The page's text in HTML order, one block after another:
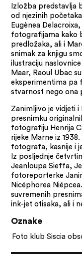
Izložba predstavlja
od njezinih
Eugènea
fotografijama kako
predložaka, ali i
snimak za knjigu
ilustraciju
Maar, Raoul Ubac
eksperimentima pa
stvarnost nego ona
Zanimljivo je vidjeti
presnimku
fotografiju Henrija
rijeke Marne iz
fotografa, kasnije i
Iz posljednje
Jeanloupa Sieffa,
fotoreporterke
Nicéphorea
suvremenih
ink-jet otisaka, ali i
Oznake
Foto klub Siscia